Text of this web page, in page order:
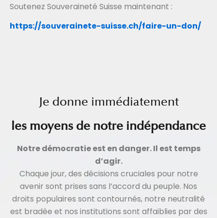
Soutenez Souveraineté Suisse maintenant :
https://souverainete-suisse.ch/faire-un-don/
Je donne immédiatement
les moyens de notre indépendance
Notre démocratie est en danger. Il est temps
d’agir.
Chaque jour, des décisions cruciales pour notre
avenir sont prises sans l’accord du peuple. Nos
droits populaires sont contournés, notre neutralité
est bradée et nos institutions sont affaiblies par des